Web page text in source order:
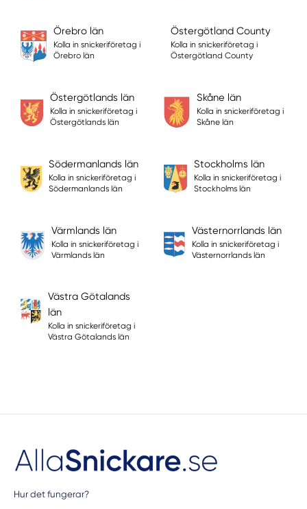
Örebro län
Kolla in snickeriföretag i
Örebro län
Östergötland County
Kolla in snickeriföretag i
Östergötland County
Östergötlands län
Kolla in snickeriföretag i
Östergötlands län
Skåne län
Kolla in snickeriföretag i
Skåne län
Södermanlands län
Kolla in snickeriföretag i
Södermanlands län
Stockholms län
Kolla in snickeriföretag i
Stockholms län
Värmlands län
Kolla in snickeriföretag i
Värmlands län
Västernorrlands län
Kolla in snickeriföretag i
Västernorrlands län
Västra Götalands
län
Kolla in snickeriföretag i
Västra Götalands län
Hur det fungerar?